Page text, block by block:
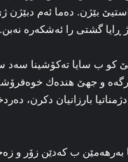
بێژن. ده‌ما ئه‌م
ڕایا گشتی را‌ ئه‌شکه‌ره‌ نه‌بن.
ب سایا ته‌کۆشینا سه‌د
و جهێ هندەك
بارزانیان دکرن،
به‌رهه‌مێن ب که‌دێن زۆر و